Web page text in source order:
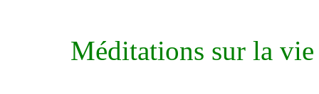
Méditations sur la